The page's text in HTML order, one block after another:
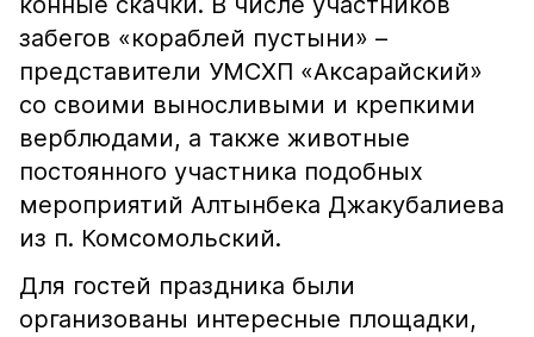
забегов «кораблей пустыни» –
представители УМСХП «Аксарайский»
со своими выносливыми и крепкими
верблюдами, а также животные
постоянного участника подобных
мероприятий Алтынбека Джакубалиева
из п. Комсомольский.
Для гостей праздника были
организованы интересные площадки,